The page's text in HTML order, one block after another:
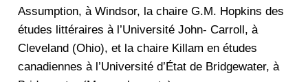
Assumption, à Windsor, la chaire G.M. Hopkins des
études littéraires à l’Université John- Carroll, à
Cleveland (Ohio), et la chaire Killam en études
canadiennes à l’Université d’État de Bridgewater, à